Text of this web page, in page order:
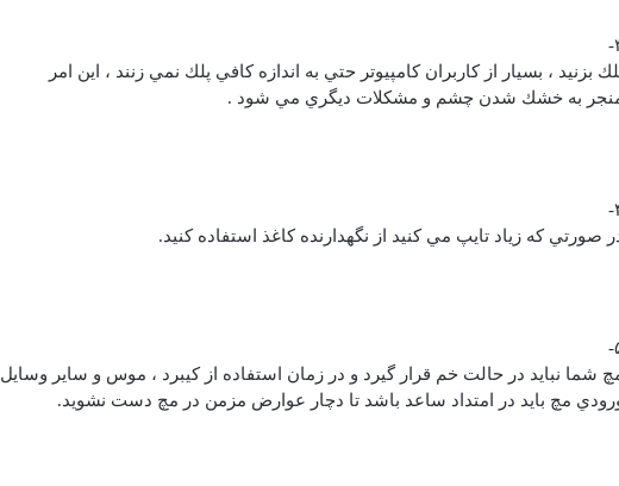
بزنيد ، بسيار از كاربران كامپيوتر حتي به اندازه كافي پلك نمي زنند ، اين امر
به خشك شدن چشم و مشكلات ديگري مي شود .
صورتي كه زياد تايپ مي كنيد از نگهدارنده كاغذ استفاده كنيد.
شما نبايد در حالت خم قرار گيرد و در زمان استفاده از كيبرد ، موس و ساير وسايل
مچ بايد در امتداد ساعد باشد تا دچار عوارض مزمن در مچ دست نشويد.